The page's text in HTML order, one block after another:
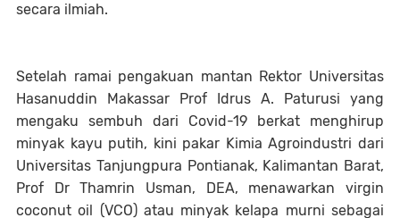
secara ilmiah.
Setelah ramai pengakuan mantan Rektor Universitas
Hasanuddin Makassar Prof Idrus A. Paturusi yang
mengaku sembuh dari Covid-19 berkat menghirup
minyak kayu putih, kini pakar Kimia Agroindustri dari
Universitas Tanjungpura Pontianak, Kalimantan Barat,
Prof Dr Thamrin Usman, DEA, menawarkan virgin
coconut oil (VCO) atau minyak kelapa murni sebagai